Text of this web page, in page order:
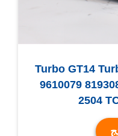
Turbo GT14
9610079
2504